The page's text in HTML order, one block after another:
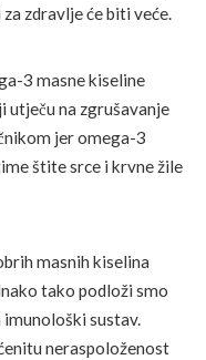
zdravlje će biti veće.
3 masne kiseline
na zgrušavanje
jer omega-3
štite srce i krvne žile
masnih kiselina
tako podloži smo
sustav.
neraspoloženost